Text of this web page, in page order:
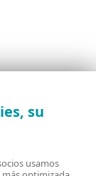
su
usamos